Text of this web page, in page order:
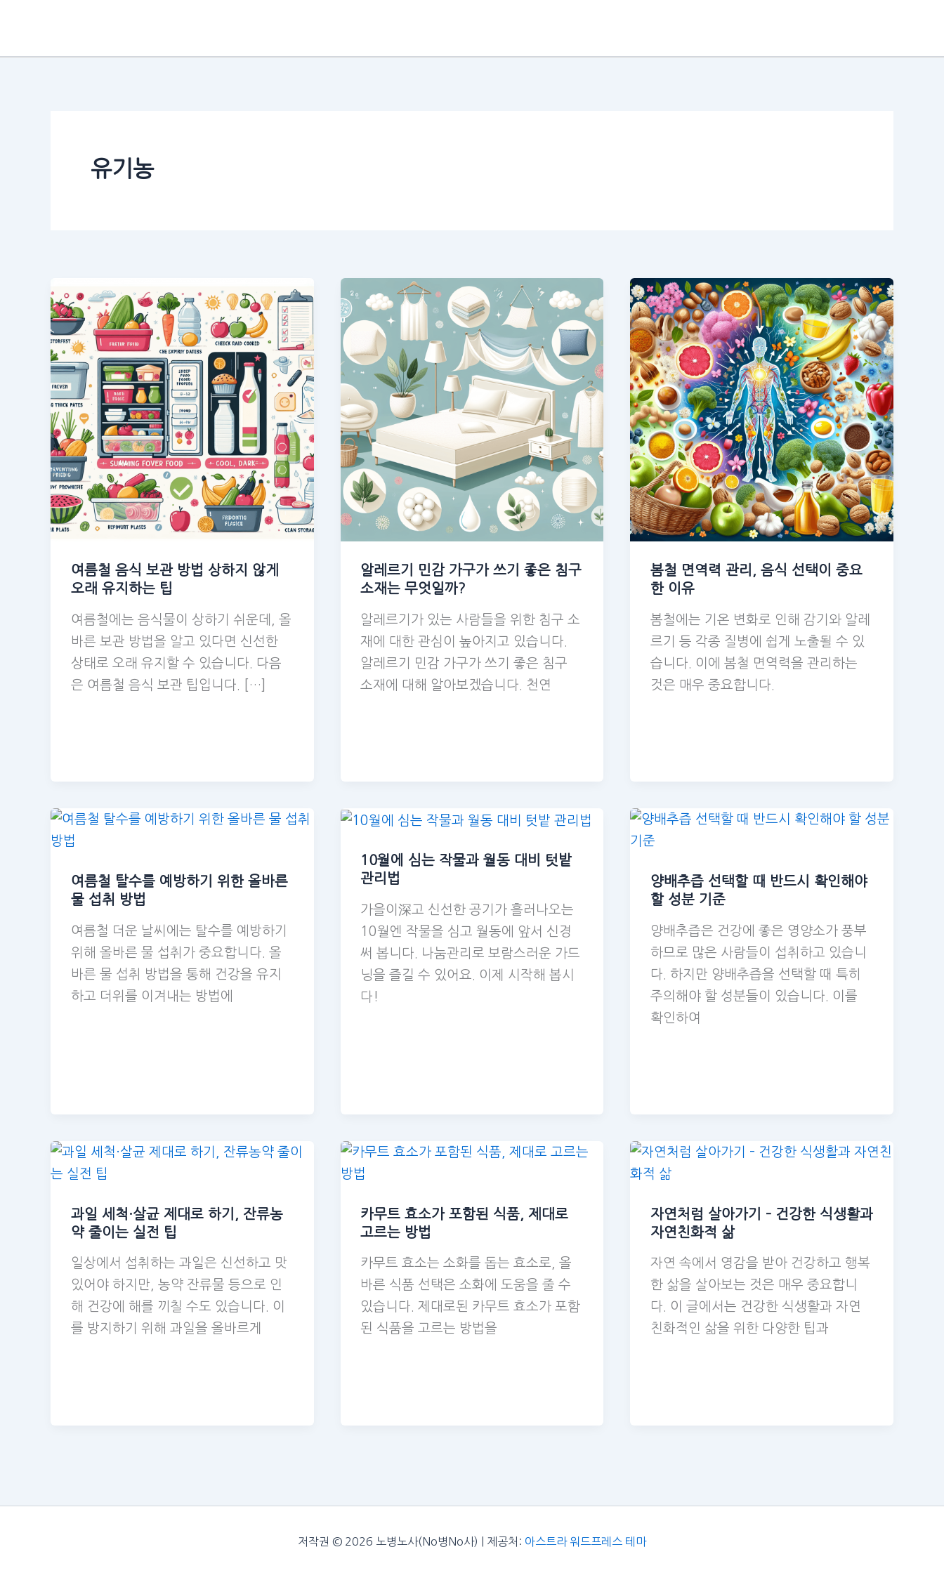
츠
유기농
여름철 음식 보관 방법 상하지 않게
오래 유지하는 팁
여름철에는 음식물이 상하기 쉬운데, 올
바른 보관 방법을 알고 있다면 신선한
상태로 오래 유지할 수 있습니다. 다음
은 여름철 음식 보관 팁입니다. […]
알레르기 민감 가구가 쓰기 좋은 침구
소재는 무엇일까?
알레르기가 있는 사람들을 위한 침구 소
재에 대한 관심이 높아지고 있습니다.
알레르기 민감 가구가 쓰기 좋은 침구
소재에 대해 알아보겠습니다. 천연
봄철 면역력 관리, 음식 선택이 중요
한 이유
봄철에는 기온 변화로 인해 감기와 알레
르기 등 각종 질병에 쉽게 노출될 수 있
습니다. 이에 봄철 면역력을 관리하는
것은 매우 중요합니다.
여름철 탈수를 예방하기 위한 올바른
물 섭취 방법
여름철 더운 날씨에는 탈수를 예방하기
위해 올바른 물 섭취가 중요합니다. 올
바른 물 섭취 방법을 통해 건강을 유지
하고 더위를 이겨내는 방법에
10월에 심는 작물과 월동 대비 텃밭
관리법
가을이深고 신선한 공기가 흘러나오는
10월엔 작물을 심고 월동에 앞서 신경
써 봅니다. 나눔관리로 보람스러운 가드
닝을 즐길 수 있어요. 이제 시작해 봅시
다!
양배추즙 선택할 때 반드시 확인해야
할 성분 기준
양배추즙은 건강에 좋은 영양소가 풍부
하므로 많은 사람들이 섭취하고 있습니
다. 하지만 양배추즙을 선택할 때 특히
주의해야 할 성분들이 있습니다. 이를
확인하여
과일 세척·살균 제대로 하기, 잔류농
약 줄이는 실전 팁
일상에서 섭취하는 과일은 신선하고 맛
있어야 하지만, 농약 잔류물 등으로 인
해 건강에 해를 끼칠 수도 있습니다. 이
를 방지하기 위해 과일을 올바르게
카무트 효소가 포함된 식품, 제대로
고르는 방법
카무트 효소는 소화를 돕는 효소로, 올
바른 식품 선택은 소화에 도움을 줄 수
있습니다. 제대로된 카무트 효소가 포함
된 식품을 고르는 방법을
자연처럼 살아가기 – 건강한 식생활과
자연친화적 삶
자연 속에서 영감을 받아 건강하고 행복
한 삶을 살아보는 것은 매우 중요합니
다. 이 글에서는 건강한 식생활과 자연
친화적인 삶을 위한 다양한 팁과
저작권 © 2026 노병노사(No병No사) | 제공처: 아스트라 워드프레스 테마